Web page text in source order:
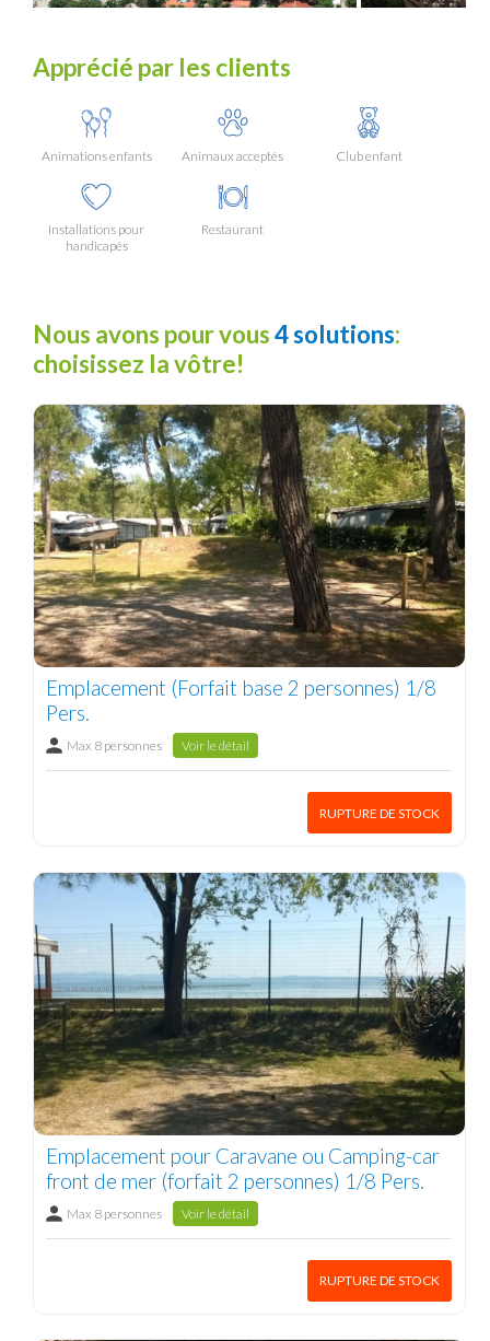
Apprécié par les clients
Animations enfants Animaux acceptés Club enfant
Installations pour
handicapés
Restaurant
Nous avons pour vous4 solutions:
choisissez la vôtre!
Emplacement (Forfait base 2 personnes) 1/8
Pers.
Max 8 personnes Voir le détail
RUPTURE DE STOCK
Emplacement pour Caravane ou Camping-car
front de mer (forfait 2 personnes) 1/8 Pers.
Max 8 personnes Voir le détail
RUPTURE DE STOCK